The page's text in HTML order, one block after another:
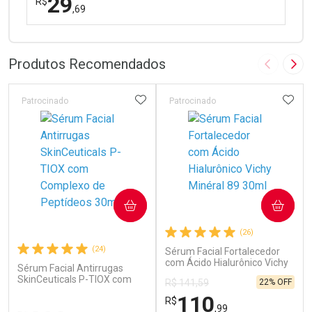
,69
Laboratório
Ativar Desconto
Por R$ 29,69/cada
Por Menos
Por R$ 29,69/cada
Produtos Recomendados Imagem
(24)
Sérum Facial Antirrugas
SkinCeuticals P-TIOX com
Patrocinado ADICIONAR AOS FAVORITOS
COMPRAR
(26)
Sérum Facial Fortalecedor
com Ácido Hialurônico Vichy
Patrocinado
R$ 141,59
R$110,99
22% OFF
COMPRAR